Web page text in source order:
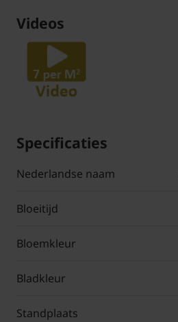
Videos
Specificaties
Nederlandse naam
Bloeitijd
Bloemkleur
Bladkleur
Standplaats